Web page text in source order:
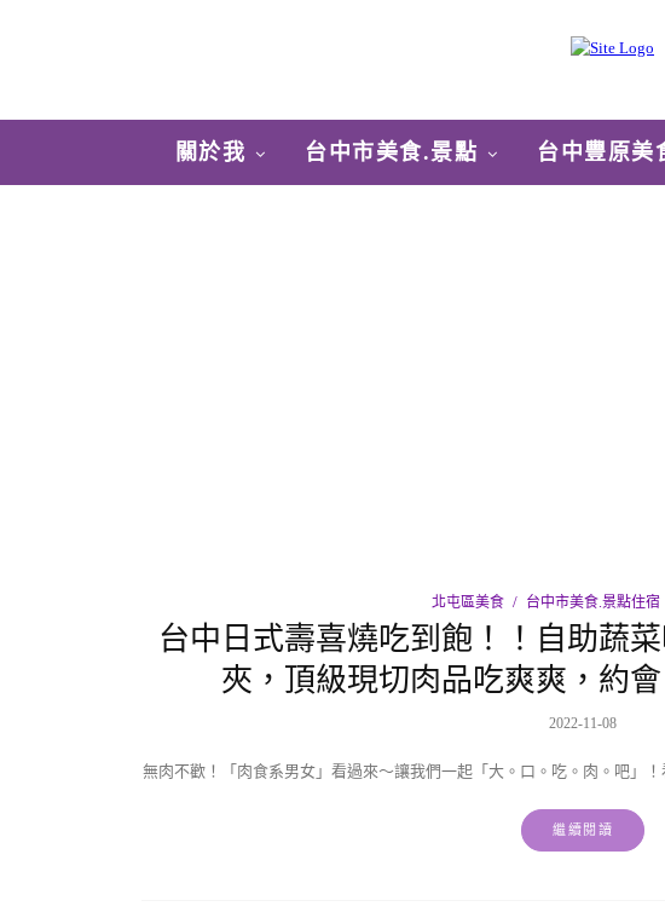
關於我 台中市美食.景點 台中豐原
北屯區美食 台中市美食.景點住宿
台中日式壽喜燒吃到飽！！自助蔬
夾，頂級現切肉品吃爽爽，約
2022-11-08
無肉不歡！「肉食系男女」看過來〜讓我們一起「大。口。吃。肉。吧」
繼續閱讀